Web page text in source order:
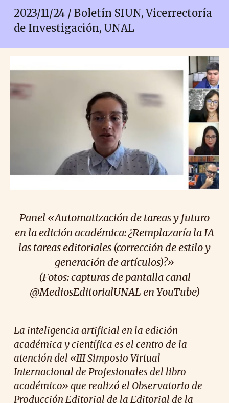
2023/11/24 / Boletín SIUN, Vicerrectoría
de Investigación, UNAL
Panel «Automatización de tareas y futuro
en la edición académica: ¿Remplazaría la IA
las tareas editoriales (corrección de estilo y
generación de artículos)?»
(Fotos:capturas de pantalla canal
@MediosEditorialUNAL en YouTube)
La inteligencia artificial en la edición
académica y científica es el centro de la
atención del «III Simposio Virtual
Internacional de Profesionales del libro
académico» que realizó el Observatorio de
Producción Editorial de la Editorial de la